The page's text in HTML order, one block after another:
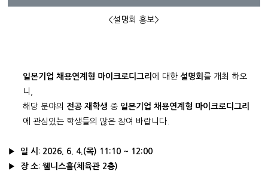
<설명회 홍보>
일본기업 채용연계형 마이크로디그리 에 대한설명회를 개최 하오
니,
해당 분야의 전공 재학생 중 일본기업 채용연계형 마이크로디그리
에 관심있는 학생들의 많은 참여 바랍니다.
▶ 일 시 : 2026. 6. 4.(목) 11:10 ~ 12:00
▶ 장 소:웰니스홀(체육관 2층)